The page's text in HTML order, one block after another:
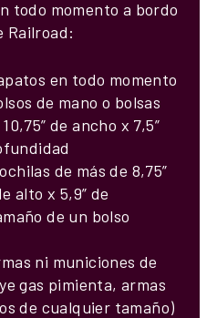
todo momento a bordo
Railroad:
en todo momento
de mano o bolsas
de ancho x 7,5”
de más de 8,75”
alto x 5,9” de
de un bolso
ni municiones de
gas pimienta, armas
de cualquier tamaño)